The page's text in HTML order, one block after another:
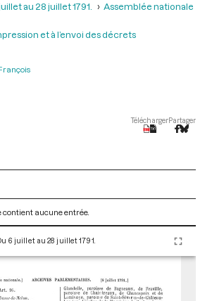
au 28 juillet 1791.
Assemblée nationale
et à l’envoi des décrets
TéléchargerPartager
contient aucune entrée.
6 juillet au 28 juillet 1791.